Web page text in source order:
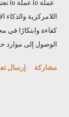
اللامركزية
الوصول إلى موارد
مشاركة إرسال